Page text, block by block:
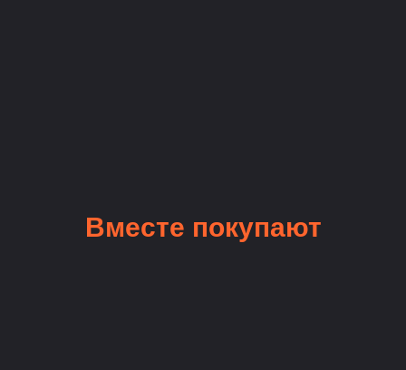
Вместе покупают